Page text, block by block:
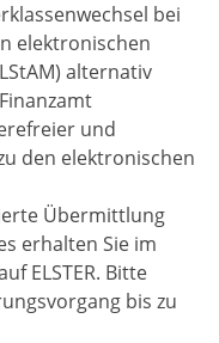
bei
elektronischen
alternativ
und
den elektronischen
Übermittlung
erhalten Sie im
ELSTER. Bitte
bis zu